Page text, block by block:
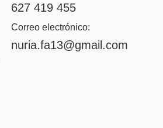
627 419 455
Correo electrónico:
nuria.fa13@gmail.com